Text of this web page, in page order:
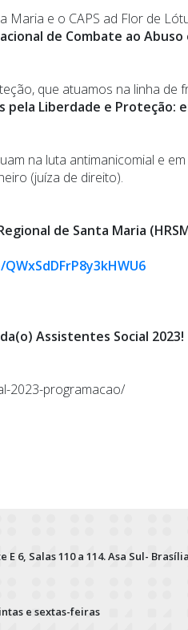
Maria e o CAPS ad Flor de
de Combate ao
que atuamos na linha
pela Liberdade e
na luta antimanicomial e
(juíza de direito).
de Santa Maria
Assistentes Social 2023!
2023-programacao/
6, Salas 110 a 114. Asa Sul-
e sextas-feiras